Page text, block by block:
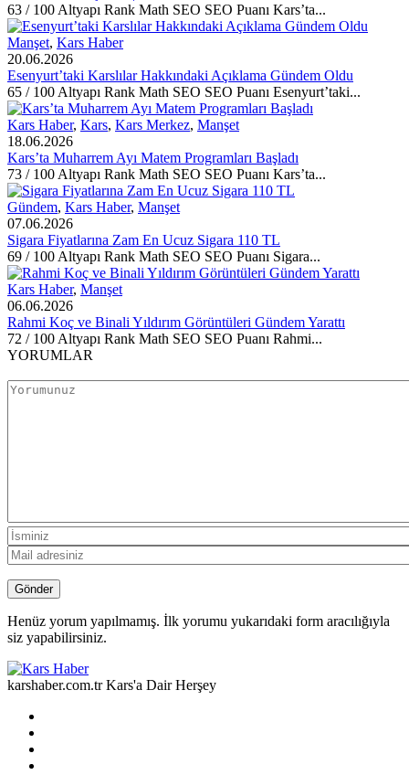
63 / 100 Altyapı Rank Math SEO SEO Puanı Kars’ta...
Manşet, Kars Haber
20.06.2026
Esenyurt’taki Karslılar Hakkındaki Açıklama Gündem Oldu
65 / 100 Altyapı Rank Math SEO SEO Puanı Esenyurt’taki...
Kars Haber, Kars, Kars Merkez, Manşet
18.06.2026
Kars’ta Muharrem Ayı Matem Programları Başladı
73 / 100 Altyapı Rank Math SEO SEO Puanı Kars’ta...
Gündem, Kars Haber, Manşet
07.06.2026
Sigara Fiyatlarına Zam En Ucuz Sigara 110 TL
69 / 100 Altyapı Rank Math SEO SEO Puanı Sigara...
Kars Haber, Manşet
06.06.2026
Rahmi Koç ve Binali Yıldırım Görüntüleri Gündem Yarattı
72 / 100 Altyapı Rank Math SEO SEO Puanı Rahmi...
YORUMLAR
Henüz yorum yapılmamış. İlk yorumu yukarıdaki form aracılığıyla
siz yapabilirsiniz.
karshaber.com.tr Kars'a Dair Herşey